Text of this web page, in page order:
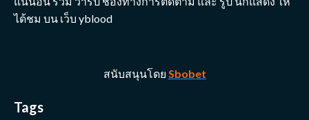
ได้ชม บน เว็บ yblood
สนับสนุนโดย Sbobet
Tags